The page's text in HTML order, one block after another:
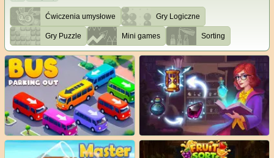
Ćwiczenia umysłowe Gry Logiczne
Gry Puzzle Mini games Sorting